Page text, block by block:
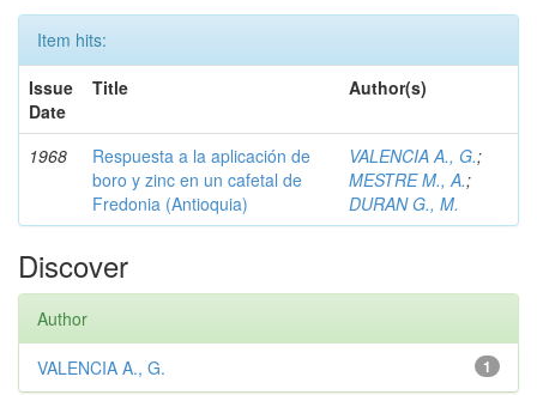
Item hits:
Issue
Date
Title Author(s)
1968
Respuesta a la aplicación de
boro y zinc en un cafetal de
Fredonia (Antioquia)
VALENCIA A., G.;
MESTRE M., A.;
DURAN G., M.
Discover
Author
1
VALENCIA A., G.